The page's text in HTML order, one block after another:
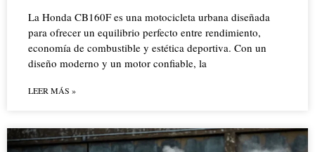
La Honda CB160F es una motocicleta urbana diseñada
para ofrecer un equilibrio perfecto entre rendimiento,
economía de combustible y estética deportiva. Con un
diseño moderno y un motor confiable, la
LEER MÁS »